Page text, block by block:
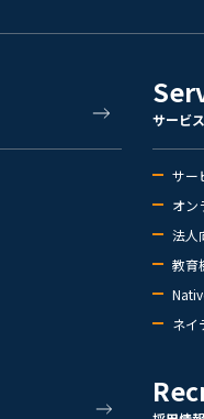
サービス
サー
オン
法人
教育
ネイ